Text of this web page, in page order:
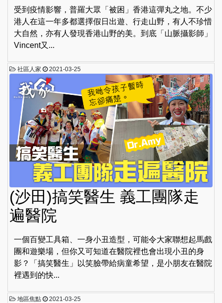
受到疫情影響，普羅大眾「被困」香港這彈丸之地。不少
港人在這一年多都選擇假日出遊、行走山野，有人不珍惜
大自然，亦有人發現香港山野的美。到底「山脈攝影師」
Vincent又...
社區人家 2021-03-25
(沙田)搞笑醫生 義工團隊走
遍醫院
一個百變工具箱、一身小丑造型，可能令大家聯想起馬戲
團和遊樂場，但你又可知道在醫院裡也會出現小丑的身
影？「搞笑醫生」以笑臉帶給病童希望，是小朋友在醫院
裡遇到的快...
地區焦點 2021-03-25